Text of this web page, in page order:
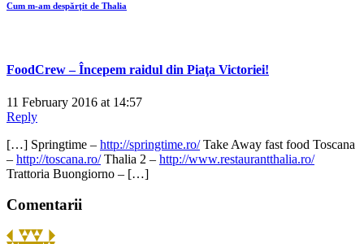
Cum m-am despărţit de Thalia
FoodCrew – Începem raidul din Piaţa Victoriei!
11 February 2016 at 14:57
Reply
[…] Springtime – http://springtime.ro/Take Away fast food Toscana
– http://toscana.ro/Thalia 2 – http://www.restaurantthalia.ro/
Trattoria Buongiorno – […]
Comentarii